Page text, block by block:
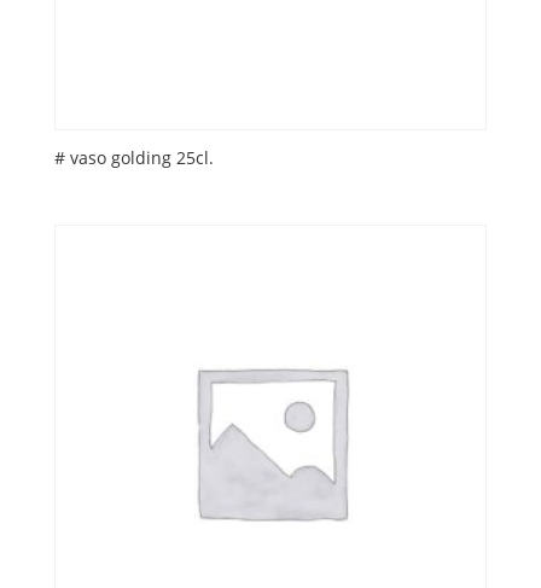
# vaso golding 25cl.